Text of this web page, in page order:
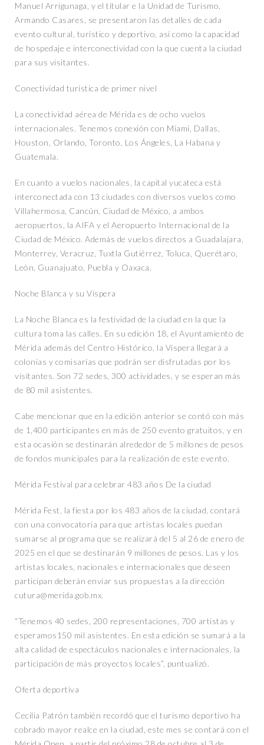
Manuel Arrigunaga, y el titular e la Unidad de Turismo,
Armando Casares, se presentaron las detalles de cada
evento cultural, turístico y deportivo, así como la capacidad
de hospedaje e interconectividad con la que cuenta la ciudad
para sus visitantes.
Conectividad turística de primer nivel
La conectividad aérea de Mérida es de ocho vuelos
internacionales. Tenemos conexión con Miami, Dallas,
Houston, Orlando, Toronto, Los Ángeles, La Habana y
Guatemala.
En cuanto a vuelos nacionales, la capital yucateca está
interconectada con 13 ciudades con diversos vuelos como
Villahermosa, Cancún, Ciudad de México, a ambos
aeropuertos, la AIFA y el Aeropuerto Internacional de la
Ciudad de México. Además de vuelos directos a Guadalajara,
Monterrey, Veracruz, Tuxtla Gutiérrez, Toluca, Querétaro,
León, Guanajuato, Puebla y Oaxaca.
Noche Blanca y su Víspera
La Noche Blanca es la festividad de la ciudad en la que la
cultura toma las calles. En su edición 18, el Ayuntamiento de
Mérida además del Centro Histórico, la Víspera llegará a
colonias y comisarías que podrán ser disfrutadas por los
visitantes. Son 72 sedes, 300 actividades, y se esperan más
de 80 mil asistentes.
Cabe mencionar que en la edición anterior se contó con más
de 1,400 participantes en más de 250 evento gratuitos, y en
esta ocasión se destinarán alrededor de 5 millones de pesos
de fondos municipales para la realización de este evento.
Mérida Festival para celebrar 483 años De la ciudad
Mérida Fest, la fiesta por los 483 años de la ciudad, contará
con una convocatoria para que artistas locales puedan
sumarse al programa que se realizará del 5 al 26 de enero de
2025 en el que se destinarán 9 millones de pesos. Las y los
artistas locales, nacionales e internacionales que deseen
participan deberán enviar sus propuestas a la dirección
cutura@merida.gob.mx.
“Tenemos 40 sedes, 200 representaciones, 700 artistas y
esperamos150 mil asistentes. En esta edición se sumará a la
alta calidad de espectáculos nacionales e internacionales, la
participación de más proyectos locales”, puntualizó.
Oferta deportiva
Cecilia Patrón también recordó que el turismo deportivo ha
cobrado mayor realce en la ciudad, este mes se contará con el